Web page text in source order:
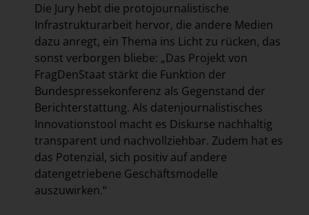
Die Jury hebt die protojournalistische
Infrastrukturarbeit hervor, die andere Medien
dazu anregt, ein Thema ins Licht zu rücken, das
sonst verborgen bliebe: „Das Projekt von
FragDenStaat stärkt die Funktion der
Bundespressekonferenz als Gegenstand der
Berichterstattung. Als datenjournalistisches
Innovationstool macht es Diskurse nachhaltig
transparent und nachvollziehbar. Zudem hat es
das Potenzial, sich positiv auf andere
datengetriebene Geschäftsmodelle
auszuwirken.“